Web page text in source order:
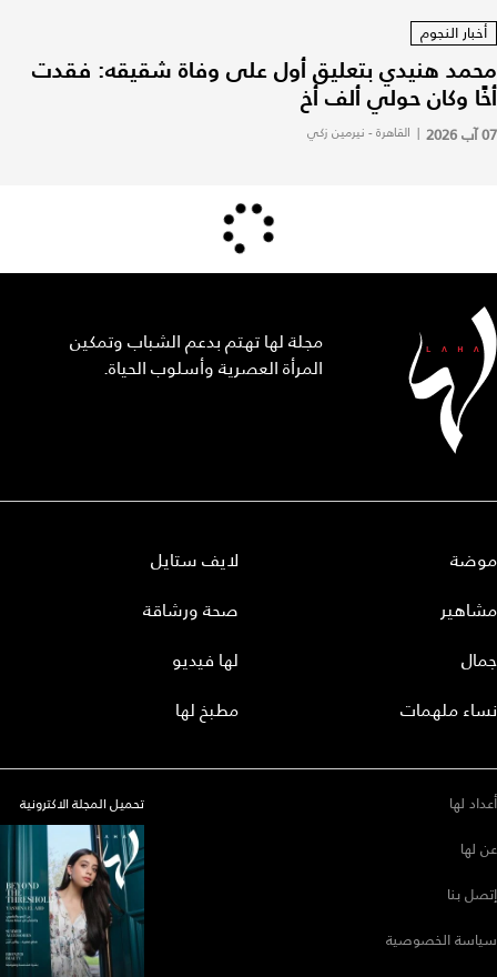
أخبار النجوم
محمد هنيدي بتعليق أول على وفاة شقيقه: فقدت
أخًا وكان حولي ألف أخ
07 آب 2026 | القاهرة - نيرمين زكي
مجلة لها تهتم بدعم الشباب وتمكين
المرأة العصرية وأسلوب الحياة.
موضة
مشاهير
جمال
نساء ملهمات
لايف ستايل
صحة ورشاقة
لها فيديو
مطبخ لها
أعداد لها
عن لها
إتصل بنا
سياسة الخصوصية
تحميل المجلة الاكترونية